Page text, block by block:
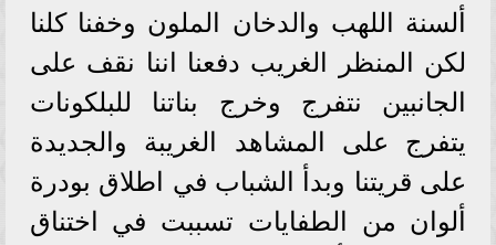
ألسنة اللهب والدخان الملون وخفنا كلنا
لكن المنظر الغريب دفعنا اننا نقف على
الجانبين نتفرج وخرج بناتنا للبلكونات
يتفرج على المشاهد الغريبة والجديدة
على قريتنا وبدأ الشباب في اطلاق بودرة
ألوان من الطفايات تسببت في اختناق